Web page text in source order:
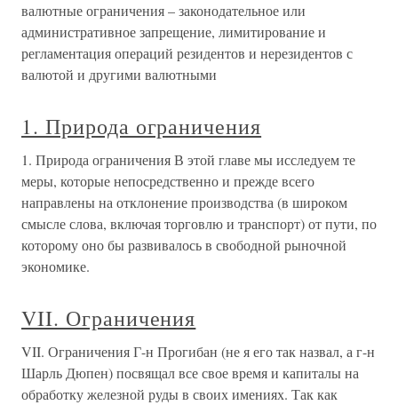
валютные ограничения – законодательное или
административное запрещение, лимитирование и
регламентация операций резидентов и нерезидентов с
валютой и другими валютными
1. Природа ограничения
1. Природа ограничения В этой главе мы исследуем те
меры, которые непосредственно и прежде всего
направлены на отклонение производства (в широком
смысле слова, включая торговлю и транспорт) от пути, по
которому оно бы развивалось в свободной рыночной
экономике.
VII. Ограничения
VII. Ограничения Г-н Прогибан (не я его так назвал, а г-н
Шарль Дюпен) посвящал все свое время и капиталы на
обработку железной руды в своих имениях. Так как